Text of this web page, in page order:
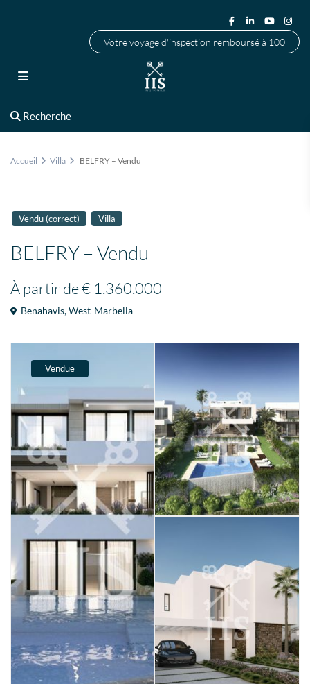
Votre voyage d'inspection remboursé à 100
Recherche
Accueil Villa BELFRY – Vendu
Vendu (correct) Villa
BELFRY – Vendu
À partir de€ 1.360.000
Benahavis,West-Marbella
Vendue